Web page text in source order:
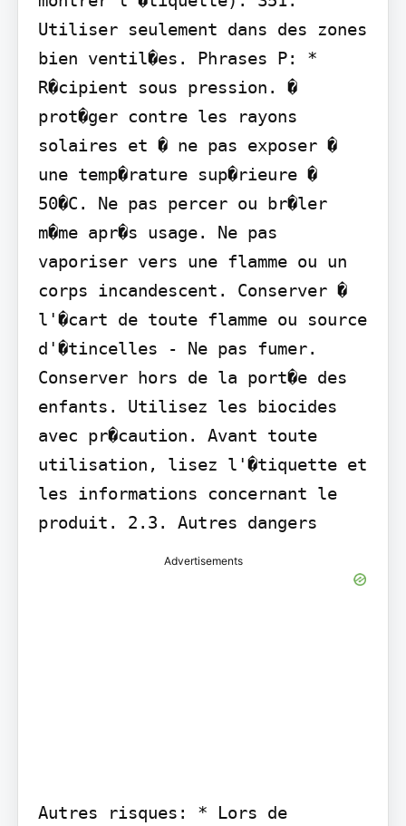
Utiliser seulement dans des zones
bien ventil�es. Phrases P: *
R�cipient sous pression. �
prot�ger contre les rayons
solaires et � ne pas exposer �
une temp�rature sup�rieure �
50�C. Ne pas percer ou br�ler
m�me apr�s usage. Ne pas
vaporiser vers une flamme ou un
corps incandescent. Conserver �
l'�cart de toute flamme ou source
d'�tincelles - Ne pas fumer.
Conserver hors de la port�e des
enfants. Utilisez les biocides
avec pr�caution. Avant toute
utilisation, lisez l'�tiquette et
les informations concernant le
produit. 2.3. Autres dangers
Advertisements
Autres risques: * Lors de